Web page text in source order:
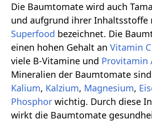
Die Baumtomate wird auch
und aufgrund ihrer Inhaltsstoffe
Superfood bezeichnet. Die
einen hohen Gehalt anVitamin C
viele B-Vitamine und Provitamin
Mineralien der Baumtomate
Kalium, Kalzium, Magnesium,
Phosphor wichtig. Durch diese
wirkt die Baumtomate